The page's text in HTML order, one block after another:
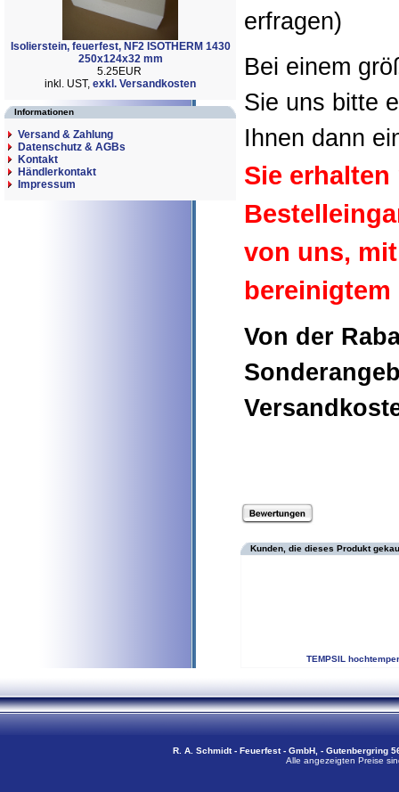
Isolierstein, feuerfest, NF2 ISOTHERM 1430
250x124x32 mm
5.25EUR
inkl. UST, exkl. Versandkosten
Informationen
Versand & Zahlung
Datenschutz & AGBs
Kontakt
Händlerkontakt
Impressum
erfragen)
Bei einem
Sie uns bitte
Ihnen dann
Sie erhalten
von uns,
bereinigtem
Von der
Kunden, die dieses Produkt
TEMPSIL
R. A. Schmidt - Feuerfest - GmbH, - Gutenbergring
Alle angezeigten Preise